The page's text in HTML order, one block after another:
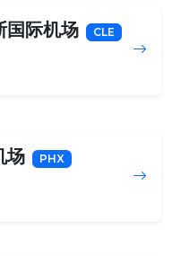
国际机场 CLE
场 PHX